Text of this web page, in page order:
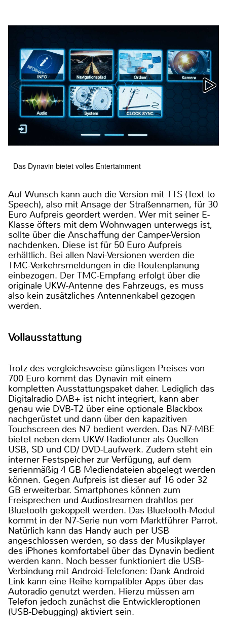
Das Dynavin bietet volles Entertainment
Auf Wunsch kann auch die Version mit TTS (Text to
Speech), also mit Ansage der Straßennamen, für 30
Euro Aufpreis geordert werden. Wer mit seiner E-
Klasse öfters mit dem Wohnwagen unterwegs ist,
sollte über die Anschaffung der Camper-Version
nachdenken. Diese ist für 50 Euro Aufpreis
erhältlich. Bei allen Navi-Versionen werden die
TMC-Verkehrsmeldungen in die Routenplanung
einbezogen. Der TMC-Empfang erfolgt über die
originale UKW-Antenne des Fahrzeugs, es muss
also kein zusätzliches Antennenkabel gezogen
werden.
Vollausstattung
Trotz des vergleichsweise günstigen Preises von
700 Euro kommt das Dynavin mit einem
kompletten Ausstattungspaket daher. Lediglich das
Digitalradio DAB+ ist nicht integriert, kann aber
genau wie DVB-T2 über eine optionale Blackbox
nachgerüstet und dann über den kapazitiven
Touchscreen des N7 bedient werden. Das N7-MBE
bietet neben dem UKW-Radiotuner als Quellen
USB, SD und CD/ DVD-Laufwerk. Zudem steht ein
interner Festspeicher zur Verfügung, auf dem
serienmäßig 4 GB Mediendateien abgelegt werden
können. Gegen Aufpreis ist dieser auf 16 oder 32
GB erweiterbar. Smartphones können zum
Freisprechen und Audiostreamen drahtlos per
Bluetooth gekoppelt werden. Das Bluetooth-Modul
kommt in der N7-Serie nun vom Marktführer Parrot.
Natürlich kann das Handy auch per USB
angeschlossen werden, so dass der Musikplayer
des iPhones komfortabel über das Dynavin bedient
werden kann. Noch besser funktioniert die USB-
Verbindung mit Android-Telefonen: Dank Android
Link kann eine Reihe kompatibler Apps über das
Autoradio genutzt werden. Hierzu müssen am
Telefon jedoch zunächst die Entwickleroptionen
(USB-Debugging) aktiviert sein.